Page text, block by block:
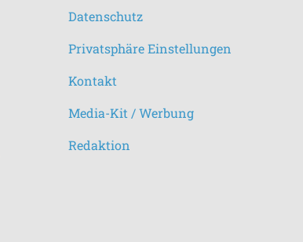
Datenschutz
Privatsphäre Einstellungen
Kontakt
Media-Kit / Werbung
Redaktion